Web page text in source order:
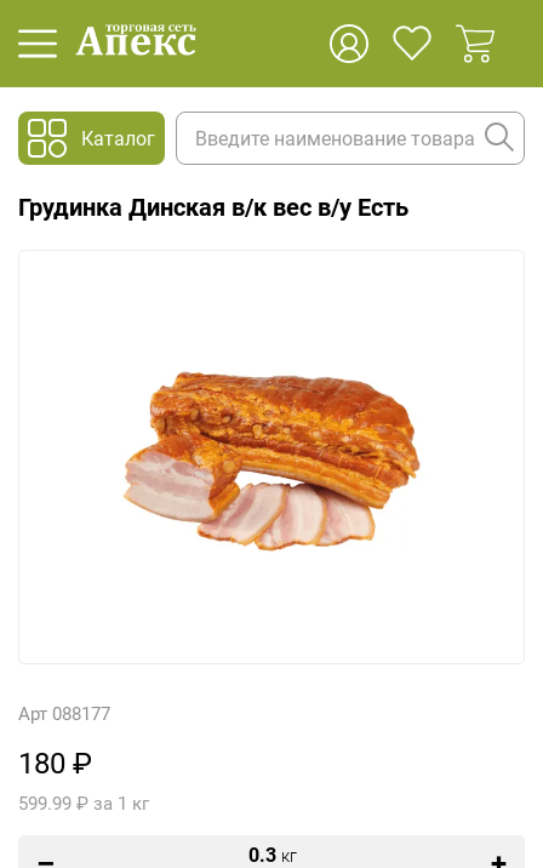
Каталог
Грудинка Динская в/к вес в/у Есть
Арт 088177
180 ₽
599.99 ₽ за 1 кг
0.3 кг